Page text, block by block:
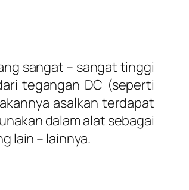
sangat – sangat tinggi
tegangan DC (seperti
asalkan terdapat
dalam alat sebagai
lain – lainnya.